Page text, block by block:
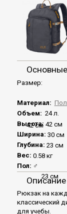
Основные
42 см
23 см
Размер:
Материал:
Объем: 24 л.
Высота: 42 см
Ширина: 30 см
Глубина: 23 см
Вес: 0.58 кг
Пол: ♂
Описание
Рюкзак на
классический
для учебы.